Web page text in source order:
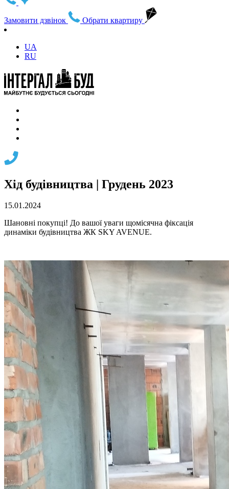
Замовити дзвінок Обрати квартиру
UA
RU
Хід будівництва | Грудень 2023
15.01.2024
Шановні покупці! До вашої уваги щомісячна фіксація
динаміки будівництва ЖК SKY AVENUE.